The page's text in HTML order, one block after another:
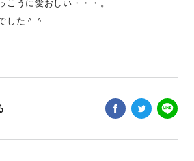
こうに愛おしい・・・。
した＾＾